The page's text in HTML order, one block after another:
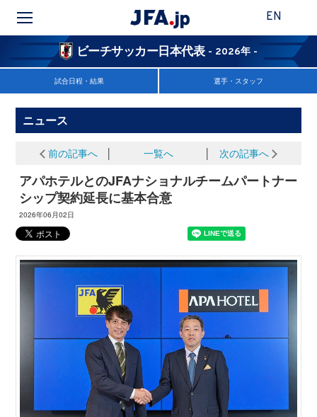
EN
ビーチサッカー日本代表 - 2026年 -
試合日程・結果 選手・スタッフ
ニュース
前の記事へ 一覧へ 次の記事へ
アパホテルとのJFAナショナルチームパートナー
シップ契約延長に基本合意
2026年06月02日